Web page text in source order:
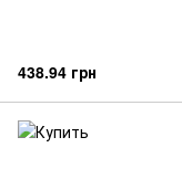
438.94 грн